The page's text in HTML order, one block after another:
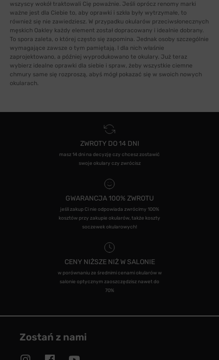
wszyscy wokół traktowali Cię poważnie. Jeśli oprócz renomy marki
ważne jest dla Ciebie to, aby oprawki i szkła były wytrzymałe, to
również się nie zawiedziesz. W przypadku okularów przeciwsłonecznych
męskich Oakley każdy element został dopracowany i idealnie dobrany.
To spora zaleta, o której często się zapomina. Jednak osoby szczególnie
wymagające zawsze o tym pamiętają. I dla nich właśnie
zaprojektowano, a później wyprodukowano te okulary. Już teraz
wybierz idealne oprawki dla siebie i spraw, żeby wszystkie ciemne
chmury same się rozproszą, abyś mógł pokazać się w swoich nowych
okularach.
ZWROTY DO 14 DNI
masz 14 dni na decyzję czy chcesz zostawić
swoje okulary czy zwrócisz
GWARANCJA 100% ZWROTU
jeśli zakup Ci nie odpowiada zwrócimy 100%
kosztów przy zakupie okularów, także koszty
soczewek okularowych!
CENY NIŻSZE NIŻ W SALONIE
w porównaniu ze średnimi cenami okularów w
salonie optycznym zaoszczędzisz nawet do
70%
Zostań z nami